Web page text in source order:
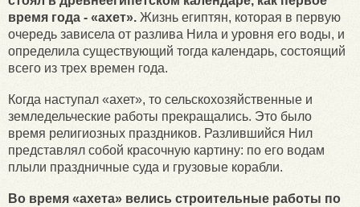
время года - «ахет». Жизнь египтян, которая в первую
очередь зависела от разлива Нила и уровня его воды, и
определила существующий тогда календарь, состоящий
всего из трех времен года.
Когда наступал «ахет», то сельскохозяйственные и
земледельческие работы прекращались. Это было
время религиозных праздников. Разлившийся Нил
представлял собой красочную картину: по его водам
плыли праздничные суда и грузовые корабли.
Во время «ахета» велись строительные работы по